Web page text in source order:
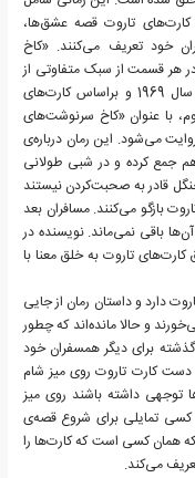
کارت‌های تاروت قصه عشق‌ها،
خود تعریف می‌کنند. «کاخ
هر قسمت از سبک متفاوتی از
کارت‌های تاروت استفاده شده است. بخش اول در سال 1969 و براساس کارت‌های
با عنوان «کاخ سرنوشت‌های
می‌شود. این رمان درباره‌ی
جمع کرده و در شبی طولانی
قادر به صحبت‌کردن نیستند
بازگو می‌کنند. مسافران بعد
باقی نمی‌ماند. نویسنده در
تاروت به خلق معنا با
دارد و داستان رمان از جایی
و حالا مانده‌اند که چطور
گذشته برای دیگر همسفران خود
دست کارت تاروت روی میز شام
توجهی داشته باشند روی میز
کسی تمایلی برای شروع قصه‌ی
که همان کسی است که کارت‌ها را
می‌کند.